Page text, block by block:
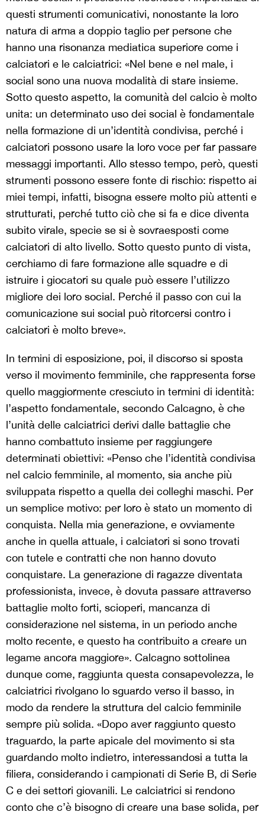
questi strumenti comunicativi, nonostante la loro
natura di arma a doppio taglio per persone che
hanno una risonanza mediatica superiore come i
calciatori e le calciatrici: «Nel bene e nel male, i
social sono una nuova modalità di stare insieme.
Sotto questo aspetto, la comunità del calcio è molto
unita: un determinato uso dei social è fondamentale
nella formazione di un’identità condivisa, perché i
calciatori possono usare la loro voce per far passare
messaggi importanti. Allo stesso tempo, però, questi
strumenti possono essere fonte di rischio: rispetto ai
miei tempi, infatti, bisogna essere molto più attenti e
strutturati, perché tutto ciò che si fa e dice diventa
subito virale, specie se si è sovraesposti come
calciatori di alto livello. Sotto questo punto di vista,
cerchiamo di fare formazione alle squadre e di
istruire i giocatori su quale può essere l’utilizzo
migliore dei loro social. Perché il passo con cui la
comunicazione sui social può ritorcersi contro i
calciatori è molto breve».
In termini di esposizione, poi, il discorso si sposta
verso il movimento femminile, che rappresenta forse
quello maggiormente cresciuto in termini di identità:
l’aspetto fondamentale, secondo Calcagno, è che
l’unità delle calciatrici derivi dalle battaglie che
hanno combattuto insieme per raggiungere
determinati obiettivi: «Penso che l’identità condivisa
nel calcio femminile, al momento, sia anche più
sviluppata rispetto a quella dei colleghi maschi. Per
un semplice motivo: per loro è stato un momento di
conquista. Nella mia generazione, e ovviamente
anche in quella attuale, i calciatori si sono trovati
con tutele e contratti che non hanno dovuto
conquistare. La generazione di ragazze diventata
professionista, invece, è dovuta passare attraverso
battaglie molto forti, scioperi, mancanza di
considerazione nel sistema, in un periodo anche
molto recente, e questo ha contribuito a creare un
legame ancora maggiore». Calcagno sottolinea
dunque come, raggiunta questa consapevolezza, le
calciatrici rivolgano lo sguardo verso il basso, in
modo da rendere la struttura del calcio femminile
sempre più solida. «Dopo aver raggiunto questo
traguardo, la parte apicale del movimento si sta
guardando molto indietro, interessandosi a tutta la
filiera, considerando i campionati di Serie B, di Serie
C e dei settori giovanili. Le calciatrici si rendono
conto che c’è bisogno di creare una base solida, per